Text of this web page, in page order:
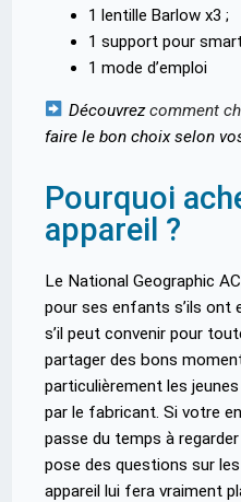
1 lentille Barlow x3 ;
1 support pour
1 mode d’emploi
Découvrezcomment
faire le bon choix selon
Pourquoi
appareil ?
Le National Geographic
pour ses enfants s’ils ont
s’il peut convenir pour
partager des bons
particulièrement les
par le fabricant. Si votre
passe du temps à regarder
pose des questions sur
appareil lui fera vraiment